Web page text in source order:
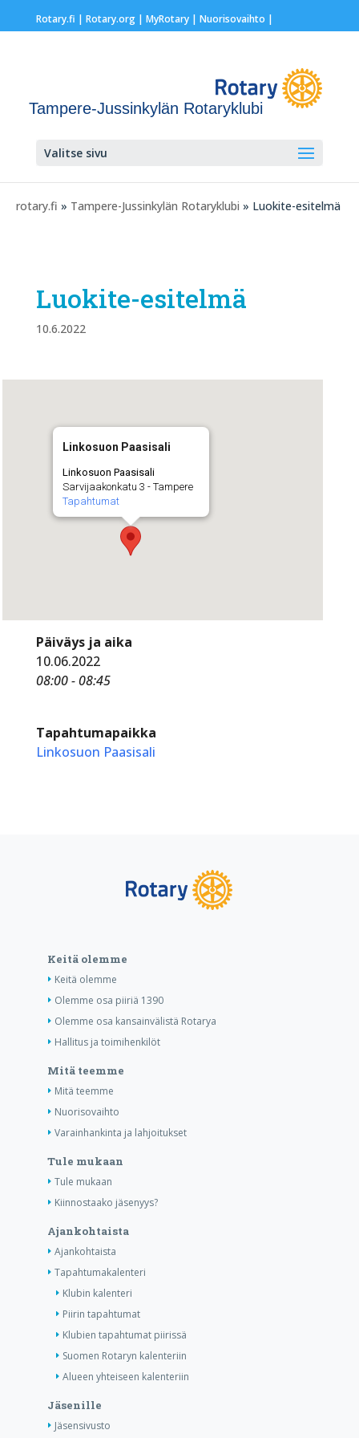
Rotary.fi | Rotary.org| MyRotary | Nuorisovaihto |
Tampere-Jussinkylän Rotaryklubi
Valitse sivu
rotary.fi » Tampere-Jussinkylän Rotaryklubi » Luokite-esitelmä
Luokite-esitelmä
10.6.2022
Linkosuon Paasisali
Linkosuon Paasisali
Sarvijaakonkatu 3 - Tampere
Tapahtumat
Päiväys ja aika
10.06.2022
08:00 - 08:45
Tapahtumapaikka
Linkosuon Paasisali
Keitä olemme
Keitä olemme
Olemme osa piiriä 1390
Olemme osa kansainvälistä Rotarya
Hallitus ja toimihenkilöt
Mitä teemme
Mitä teemme
Nuorisovaihto
Varainhankinta ja lahjoitukset
Tule mukaan
Tule mukaan
Kiinnostaako jäsenyys?
Ajankohtaista
Ajankohtaista
Tapahtumakalenteri
Klubin kalenteri
Piirin tapahtumat
Klubien tapahtumat piirissä
Suomen Rotaryn kalenteriin
Alueen yhteiseen kalenteriin
Jäsenille
Jäsensivusto